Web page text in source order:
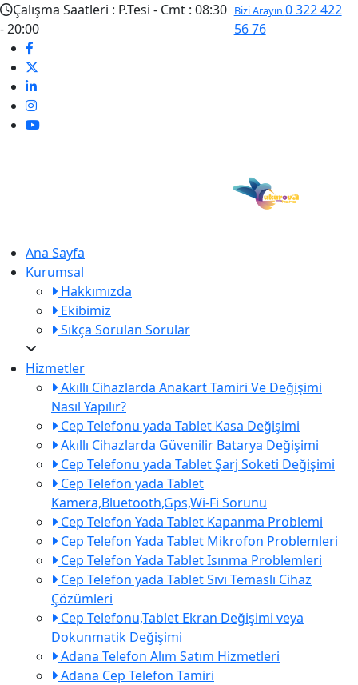
Çalışma Saatleri : P.Tesi - Cmt : 08:30
- 20:00
Bizi Arayın 0 322 422
56 76
Ana Sayfa
Kurumsal
Hakkımızda
Ekibimiz
Sıkça Sorulan Sorular
Hizmetler
Akıllı Cihazlarda Anakart Tamiri Ve Değişimi
Nasıl Yapılır?
Cep Telefonu yada Tablet Kasa Değişimi
Akıllı Cihazlarda Güvenilir Batarya Değişimi
Cep Telefonu yada Tablet Şarj Soketi Değişimi
Cep Telefon yada Tablet
Kamera,Bluetooth,Gps,Wi-Fi Sorunu
Cep Telefon Yada Tablet Kapanma Problemi
Cep Telefon Yada Tablet Mikrofon Problemleri
Cep Telefon Yada Tablet Isınma Problemleri
Cep Telefon yada Tablet Sıvı Temaslı Cihaz
Çözümleri
Cep Telefonu,Tablet Ekran Değişimi veya
Dokunmatik Değişimi
Adana Telefon Alım Satım Hizmetleri
Adana Cep Telefon Tamiri